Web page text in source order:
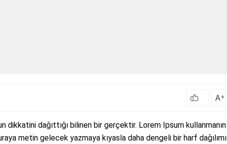
A+
dikkatini dağıttığı bilinen bir gerçektir. Lorem Ipsum kullanmanın
metin gelecek yazmaya kıyasla daha dengeli bir harf dağılımı